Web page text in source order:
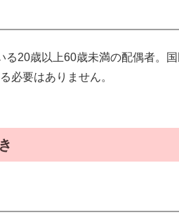
る20歳以上60歳未満の配偶者。
必要はありません。